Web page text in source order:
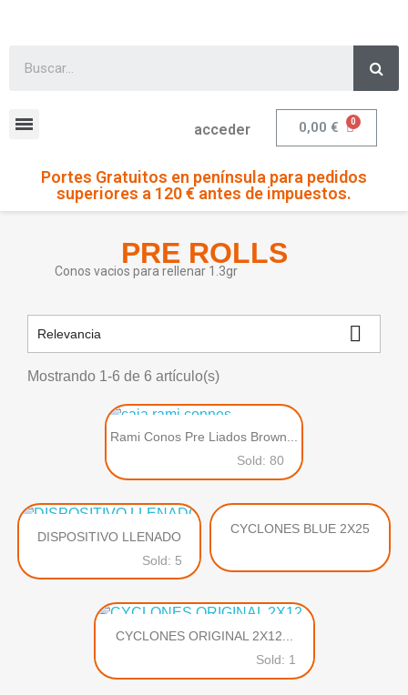
acceder 0,00 €
Portes Gratuitos en península para pedidos
superiores a 120 € antes de impuestos.
PRE ROLLS
Conos vacios para rellenar 1.3gr
Relevancia 
Mostrando 1-6 de 6 artículo(s)
Rami Conos Pre Liados Brown...
Sold: 80
DISPOSITIVO LLENADO
Sold: 5
CYCLONES BLUE 2X25
CYCLONES ORIGINAL 2X12...
Sold: 1